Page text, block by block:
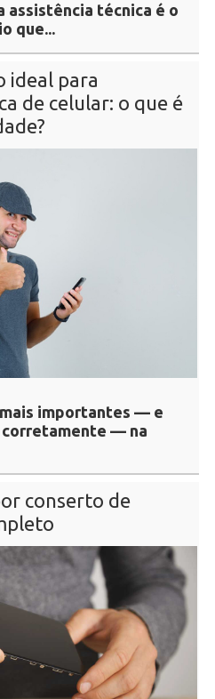
assistência técnica é o
que...
ideal para
de celular: o que é
importantes — e
corretamente — na
conserto de